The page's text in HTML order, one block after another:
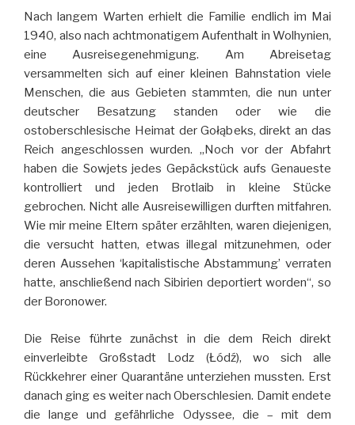
Nach langem Warten erhielt die Familie endlich im Mai
1940, also nach achtmonatigem Aufenthalt in Wolhynien,
eine Ausreisegenehmigung. Am Abreisetag
versammelten sich auf einer kleinen Bahnstation viele
Menschen, die aus Gebieten stammten, die nun unter
deutscher Besatzung standen oder wie die
ostoberschlesische Heimat der Gołąbeks, direkt an das
Reich angeschlossen wurden. „Noch vor der Abfahrt
haben die Sowjets jedes Gepäckstück aufs Genaueste
kontrolliert und jeden Brotlaib in kleine Stücke
gebrochen. Nicht alle Ausreisewilligen durften mitfahren.
Wie mir meine Eltern später erzählten, waren diejenigen,
die versucht hatten, etwas illegal mitzunehmen, oder
deren Aussehen ‘kapitalistische Abstammung’ verraten
hatte, anschließend nach Sibirien deportiert worden“, so
der Boronower.
Die Reise führte zunächst in die dem Reich direkt
einverleibte Großstadt Lodz (Łódź), wo sich alle
Rückkehrer einer Quarantäne unterziehen mussten. Erst
danach ging es weiter nach Oberschlesien. Damit endete
die lange und gefährliche Odyssee, die – mit dem